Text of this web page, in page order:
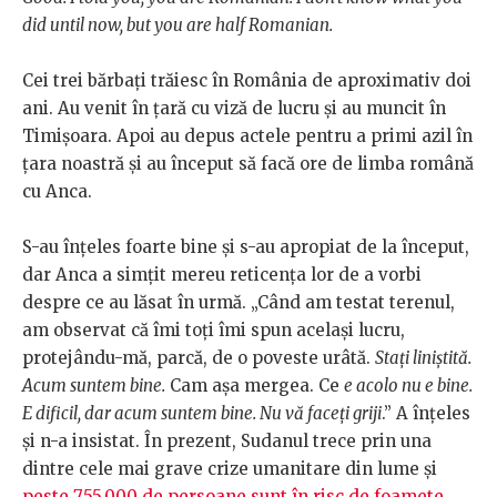
did until now, but you are half Romanian.
Cei trei bărbați trăiesc în România de aproximativ doi
ani. Au venit în țară cu viză de lucru și au muncit în
Timișoara. Apoi au depus actele pentru a primi azil în
țara noastră și au început să facă ore de limba română
cu Anca.
S-au înțeles foarte bine și s-au apropiat de la început,
dar Anca a simțit mereu reticența lor de a vorbi
despre ce au lăsat în urmă. „Când am testat terenul,
am observat că îmi toți îmi spun același lucru,
protejându-mă, parcă, de o poveste urâtă. Stați liniștită.
Acum suntem bine. Cam așa mergea. Ce e acolo nu e bine.
E dificil, dar acum suntem bine. Nu vă faceți griji.” A înțeles
și n-a insistat. În prezent, Sudanul trece prin una
dintre cele mai grave crize umanitare din lume și